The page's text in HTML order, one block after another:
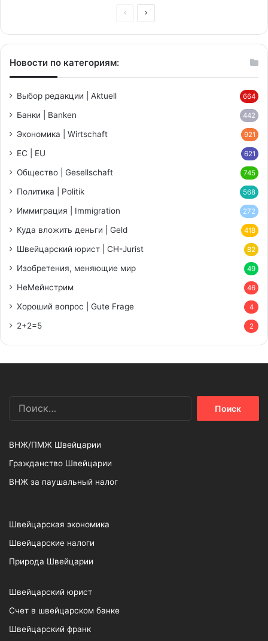
Предыдущая
Следующая
Новости по категориям:
Выбор редакции | Aktuell 664
Банки | Banken 442
Экономика | Wirtschaft 921
ЕС | EU 621
Общество | Gesellschaft 745
Политика | Politik 568
Иммиграция | Immigration 272
Куда вложить деньги | Geld 418
Швейцарский юрист | CH-Jurist 82
Изобретения, меняющие мир 49
НеМейнстрим 46
Хороший вопрос | Gute Frage 4
2+2=5 2
ВНЖ/ПМЖ Швейцарии
Гражданство Швейцарии
ВНЖ за паушальный налог
Швейцарская экономика
Швейцарские налоги
Природа Швейцарии
Швейцарский юрист
Счет в швейцарском банке
Швейцарский франк